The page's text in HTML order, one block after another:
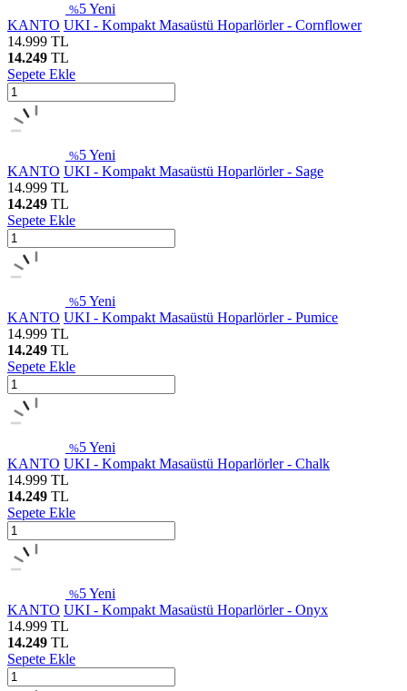
%5Yeni
KANTO UKI - Kompakt Masaüstü Hoparlörler - Cornflower
14.999 TL
14.249 TL
Sepete Ekle
%5Yeni
KANTO UKI - Kompakt Masaüstü Hoparlörler - Sage
14.999 TL
14.249 TL
Sepete Ekle
%5Yeni
KANTO UKI - Kompakt Masaüstü Hoparlörler - Pumice
14.999 TL
14.249 TL
Sepete Ekle
%5Yeni
KANTO UKI - Kompakt Masaüstü Hoparlörler - Chalk
14.999 TL
14.249 TL
Sepete Ekle
%5Yeni
KANTO UKI - Kompakt Masaüstü Hoparlörler - Onyx
14.999 TL
14.249 TL
Sepete Ekle